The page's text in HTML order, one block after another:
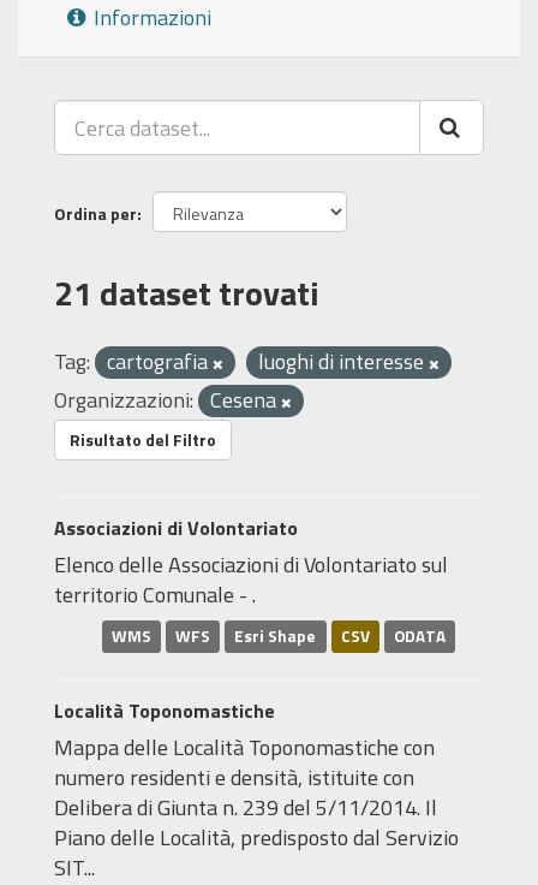
Informazioni
Ordina per
21 dataset trovati
Tag: cartografia
luoghi di interesse
Organizzazioni: Cesena
Risultato del Filtro
Associazioni di Volontariato
Elenco delle Associazioni di Volontariato sul
territorio Comunale - .
WMS WFS Esri Shape CSV ODATA
Località Toponomastiche
Mappa delle Località Toponomastiche con
numero residenti e densità, istituite con
Delibera di Giunta n. 239 del 5/11/2014. Il
Piano delle Località, predisposto dal Servizio
SIT...